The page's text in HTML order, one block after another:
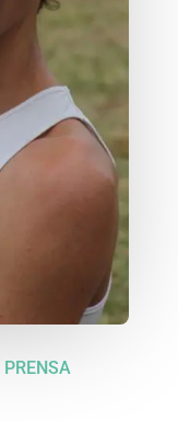
PRENSA